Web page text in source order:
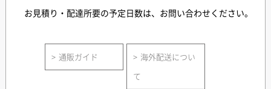
お見積り・配達所要の予定日数は、お問い合わせください。
通販ガイド
海外配送につい
て